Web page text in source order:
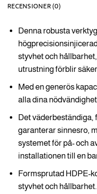
RECENSIONER (0)
Denna robusta
styvhet och
utrustning förblir
Med en generös
alla dina
Det väderbeständiga,
garanterar sinnesro,
systemet för på- och
installationen till en
Formsprutad HDPE-
styvhet och hållbarhet.